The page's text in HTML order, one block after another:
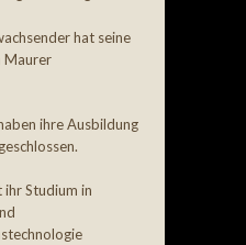
hat seine
Maurer
ihre Ausbildung
ihr Studium in